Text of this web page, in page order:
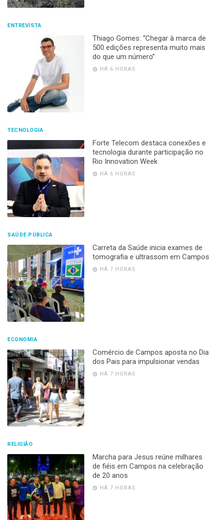
ENTREVISTA
Thiago Gomes: “Chegar à marca de
500 edições representa muito mais
do que um número”
HÁ 6 HORAS
TECNOLOGIA
Forte Telecom destaca conexões e
tecnologia durante participação no
Rio Innovation Week
HÁ 6 HORAS
SAÚDE PÚBLICA
Carreta da Saúde inicia exames de
tomografia e ultrassom em Campos
HÁ 7 HORAS
ECONOMIA
Comércio de Campos aposta no Dia
dos Pais para impulsionar vendas
HÁ 7 HORAS
RELIGIÃO
Marcha para Jesus reúne milhares
de fiéis em Campos na celebração
de 20 anos
HÁ 7 HORAS